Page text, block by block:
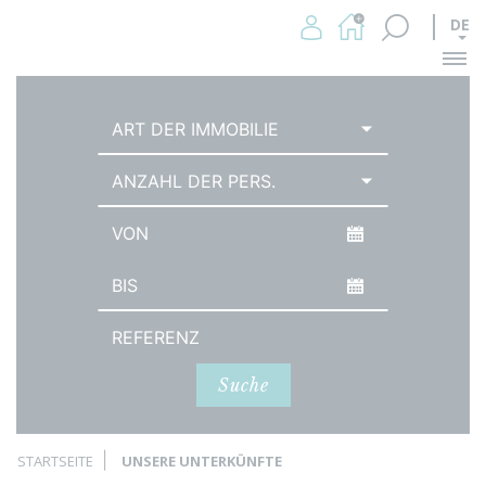
DE
ART DER IMMOBILIE
ANZAHL DER PERS.
Suche
STARTSEITE UNSERE UNTERKÜNFTE